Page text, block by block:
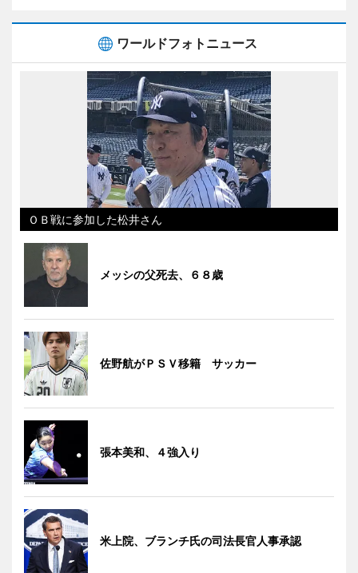
ワールドフォトニュース
ＯＢ戦に参加した松井さん
メッシの父死去、６８歳
佐野航がＰＳＶ移籍 サッカー
張本美和、４強入り
米上院、ブランチ氏の司法長官人事承認